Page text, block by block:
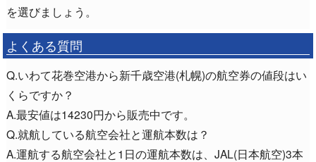
を選びましょう。
よくある質問
Q.いわて花巻空港から新千歳空港(札幌)の航空券の値段はい
くらですか？
A.最安値は14230円から販売中です。
Q.就航している航空会社と運航本数は？
A.運航する航空会社と1日の運航本数は、JAL(日本航空)3本